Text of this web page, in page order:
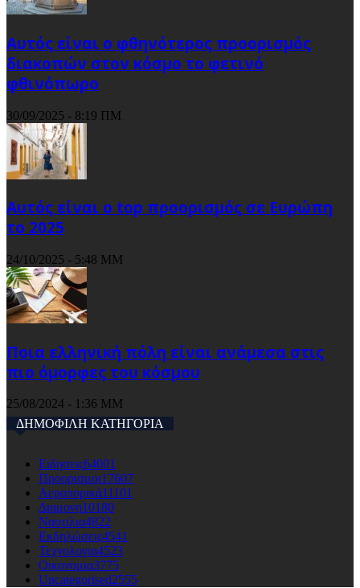
Αυτός είναι ο φθηνότερος προορισμός
διακοπών στον κόσμο το φετινό
φθινόπωρο
30/09/2025 - 8:19 ΠΜ
Αυτός είναι ο top προορισμός σε Ευρώπη
το 2025
24/10/2025 - 5:48 ΜΜ
Ποια ελληνική πόλη είναι ανάμεσα στις
πιο όμορφες του κόσμου
25/08/2024 - 1:36 ΜΜ
ΔΗΜΟΦΙΛΗ ΚΑΤΗΓΟΡΙΑ
Ειδησεις64001
Προορισμοι17607
Αεροπορικά11101
Διαμονη10180
Ναυτιλια4822
Εκδηλώσεις4541
Τεχνολογια4523
Οικονομια3775
Uncategorised2555